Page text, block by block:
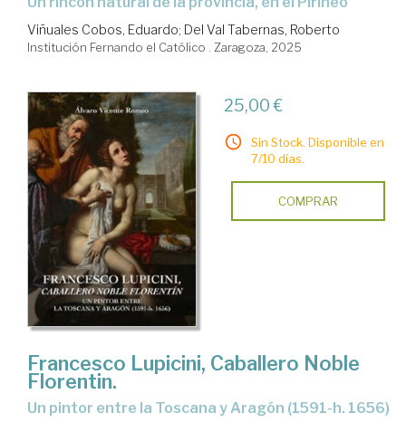
Viñuales Cobos, Eduardo; Del Val Tabernas, Roberto
Institución Fernando el Católico . Zaragoza, 2025
25,00 €
Sin Stock. Disponible en
7/10 días.
COMPRAR
Francesco Lupicini, Caballero Noble
Florentin.
Un pintor entre la Toscana y Aragón (1591-h. 1656)